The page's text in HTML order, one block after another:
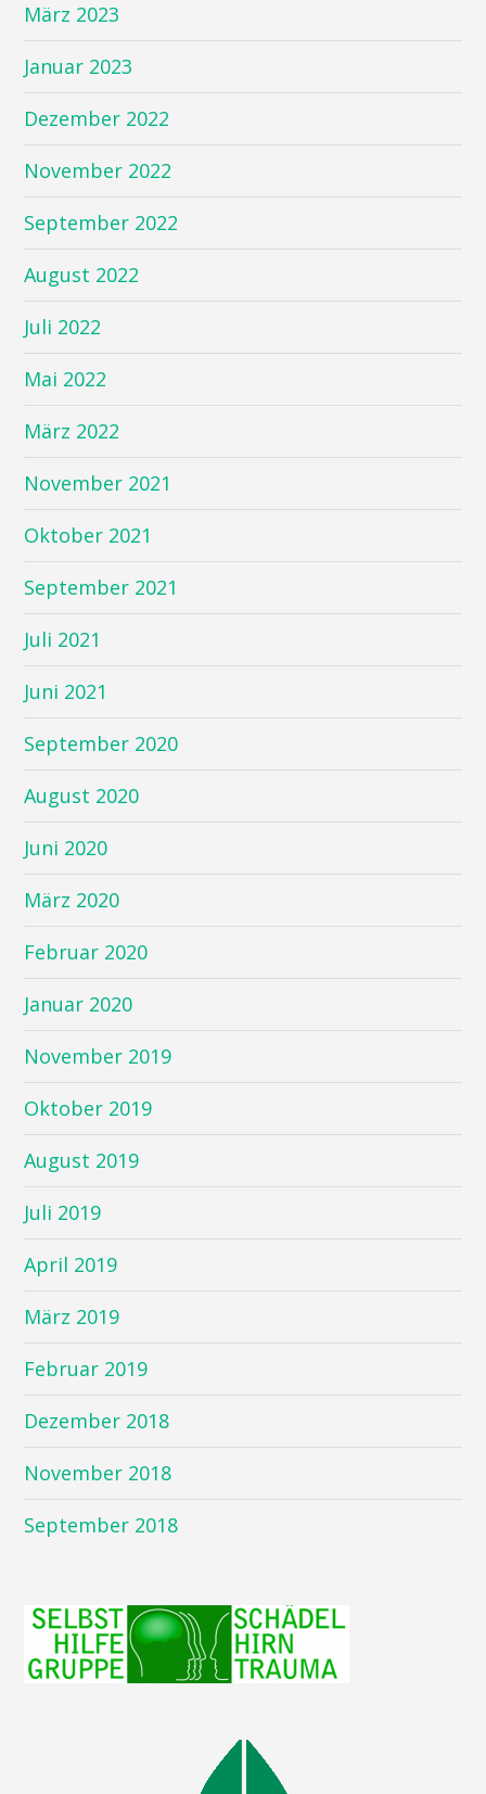
März 2023
Januar 2023
Dezember 2022
November 2022
September 2022
August 2022
Juli 2022
Mai 2022
März 2022
November 2021
Oktober 2021
September 2021
Juli 2021
Juni 2021
September 2020
August 2020
Juni 2020
März 2020
Februar 2020
Januar 2020
November 2019
Oktober 2019
August 2019
Juli 2019
April 2019
März 2019
Februar 2019
Dezember 2018
November 2018
September 2018